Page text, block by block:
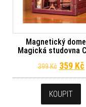
Magnetický
Magická studovna
399Kč 359 Kč
KOUPIT